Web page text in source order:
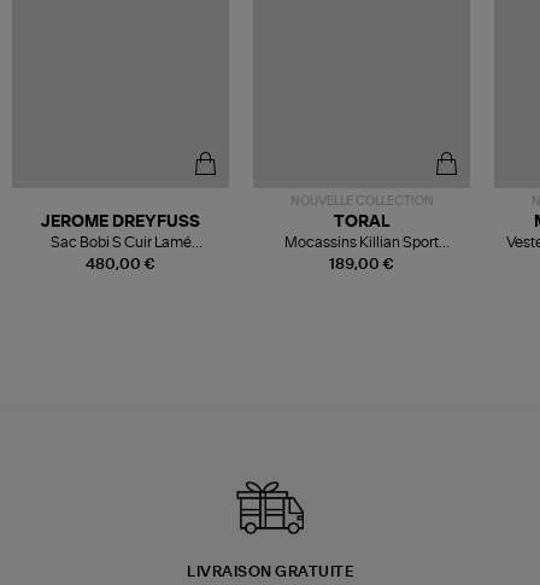
480,00 €
JEROME DREYFUSS
Sac Bobi S Cuir Lamé
Champagne
NOUVELLE COLLECTION
189,00 €
TORAL
Mocassins Killian Sport
Mousse
LIVRAISON GRATUITE